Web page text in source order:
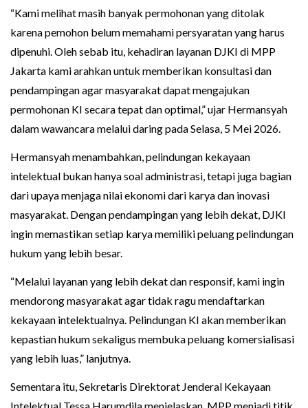
“Kami melihat masih banyak permohonan yang ditolak
karena pemohon belum memahami persyaratan yang harus
dipenuhi. Oleh sebab itu, kehadiran layanan DJKI di MPP
Jakarta kami arahkan untuk memberikan konsultasi dan
pendampingan agar masyarakat dapat mengajukan
permohonan KI secara tepat dan optimal,” ujar Hermansyah
dalam wawancara melalui daring pada Selasa, 5 Mei 2026.
Hermansyah menambahkan, pelindungan kekayaan
intelektual bukan hanya soal administrasi, tetapi juga bagian
dari upaya menjaga nilai ekonomi dari karya dan inovasi
masyarakat. Dengan pendampingan yang lebih dekat, DJKI
ingin memastikan setiap karya memiliki peluang pelindungan
hukum yang lebih besar.
“Melalui layanan yang lebih dekat dan responsif, kami ingin
mendorong masyarakat agar tidak ragu mendaftarkan
kekayaan intelektualnya. Pelindungan KI akan memberikan
kepastian hukum sekaligus membuka peluang komersialisasi
yang lebih luas,” lanjutnya.
Sementara itu, Sekretaris Direktorat Jenderal Kekayaan